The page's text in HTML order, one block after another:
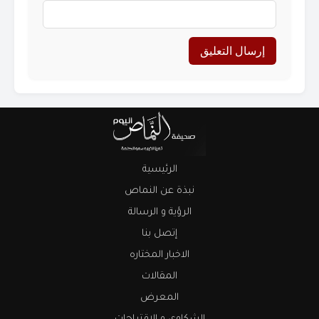
الرئيسية
نبذة عن النماص
الرؤية و الرسالة
إتصل بنا
الاخبار المختاره
المقالات
المعرض